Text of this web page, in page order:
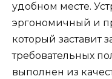
удобном месте.
эргономичный и
который заставит
требовательных
выполнен из